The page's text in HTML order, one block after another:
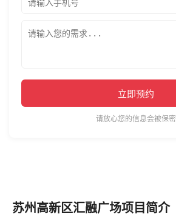
立即预约
请放心您的信息会被保密
苏州高新区汇融广场项目简介